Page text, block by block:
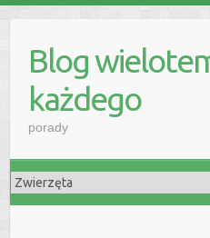
contentBlog
każdego
porady